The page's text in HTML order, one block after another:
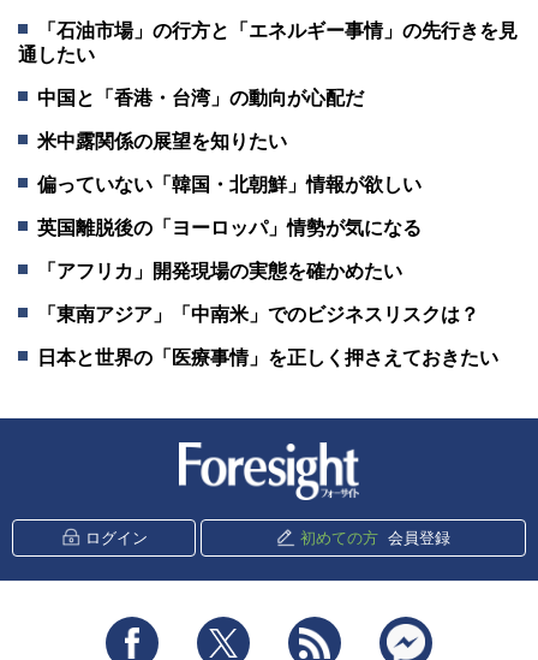
「石油市場」の行方と「エネルギー事情」の先行きを見
通したい
中国と「香港・台湾」の動向が心配だ
米中露関係の展望を知りたい
偏っていない「韓国・北朝鮮」情報が欲しい
英国離脱後の「ヨーロッパ」情勢が気になる
「アフリカ」開発現場の実態を確かめたい
「東南アジア」「中南米」でのビジネスリスクは？
日本と世界の「医療事情」を正しく押さえておきたい
ログイン 初めての方 会員登録
Facebook Twitter RSS